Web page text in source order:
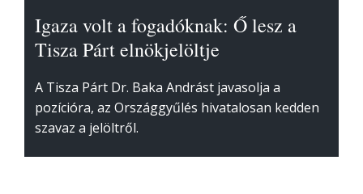
Igaza volt a fogadóknak: Ő lesz a
Tisza Párt elnökjelöltje
A Tisza Párt Dr. Baka Andrást javasolja a
pozícióra, az Országgyűlés hivatalosan kedden
szavaz a jelöltről.